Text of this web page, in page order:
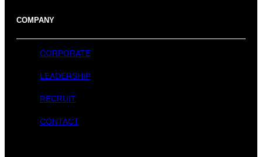
COMPANY
CORPORATE
LEADERSHIP
RECRUIT
CONTACT